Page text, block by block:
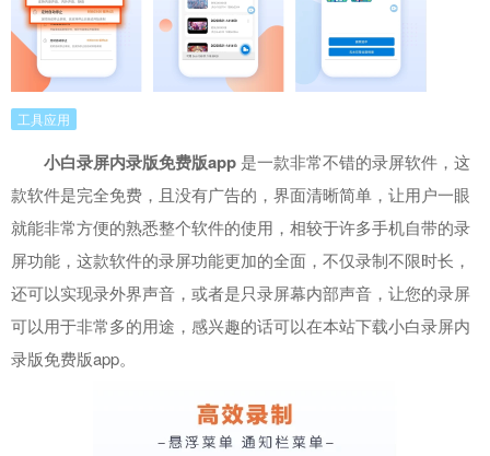
工具应用
小白录屏内录版免费版app 是一款非常不错的录屏软件，这
款软件是完全免费，且没有广告的，界面清晰简单，让用户一眼
就能非常方便的熟悉整个软件的使用，相较于许多手机自带的录
屏功能，这款软件的录屏功能更加的全面，不仅录制不限时长，
还可以实现录外界声音，或者是只录屏幕内部声音，让您的录屏
可以用于非常多的用途，感兴趣的话可以在本站下载小白录屏内
录版免费版app。